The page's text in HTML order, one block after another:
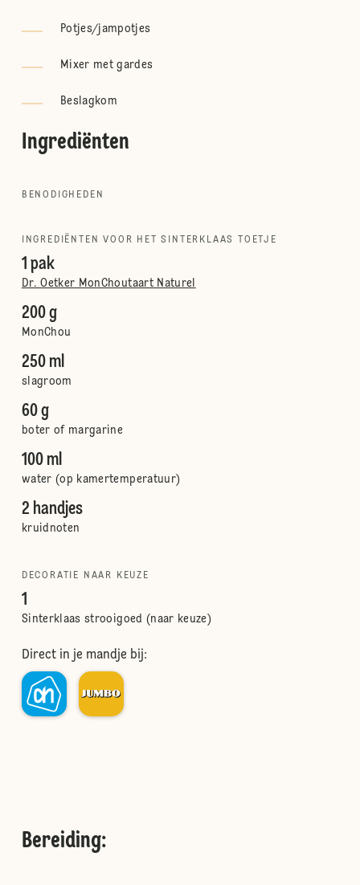
Potjes/jampotjes
Mixer met gardes
Beslagkom
Ingrediënten
BENODIGHEDEN
INGREDIËNTEN VOOR HET SINTERKLAAS TOETJE
1 pak
Dr. Oetker MonChoutaart Naturel
200 g
MonChou
250 ml
slagroom
60 g
boter of margarine
100 ml
water (op kamertemperatuur)
2 handjes
kruidnoten
DECORATIE NAAR KEUZE
1
Sinterklaas strooigoed (naar keuze)
Direct in je mandje bij:
Bereiding: